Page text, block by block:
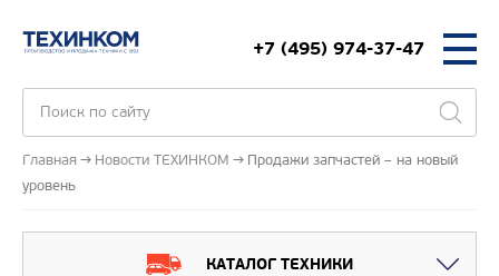
+7 (495) 974-37-47
Главная Новости ТЕХИНКОМ
Продажи запчастей – на новый
уровень
КАТАЛОГ ТЕХНИКИ